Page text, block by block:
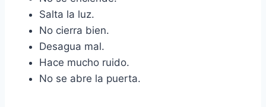
Salta la luz.
No cierra bien.
Desagua mal.
Hace mucho ruido.
No se abre la puerta.